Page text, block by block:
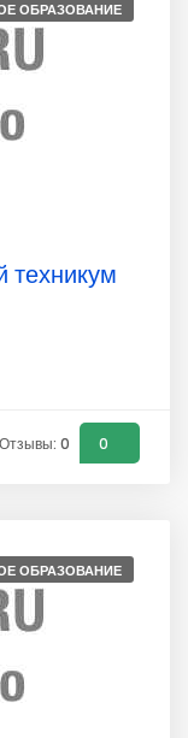
ОБРАЗОВАНИЕ
техникум
Отзывы: 0 0
ОБРАЗОВАНИЕ